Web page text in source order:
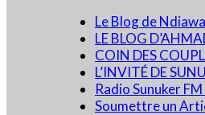
Le Blog de
LE BLOG
COIN DES
L’INVITÉ DE
Radio Sunuker FM
Soumettre un